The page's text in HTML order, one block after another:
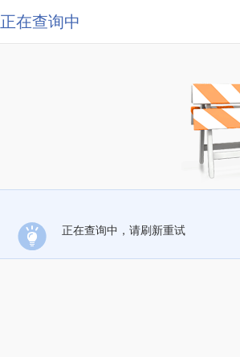
正在查询中
正在查询中，请刷新重试